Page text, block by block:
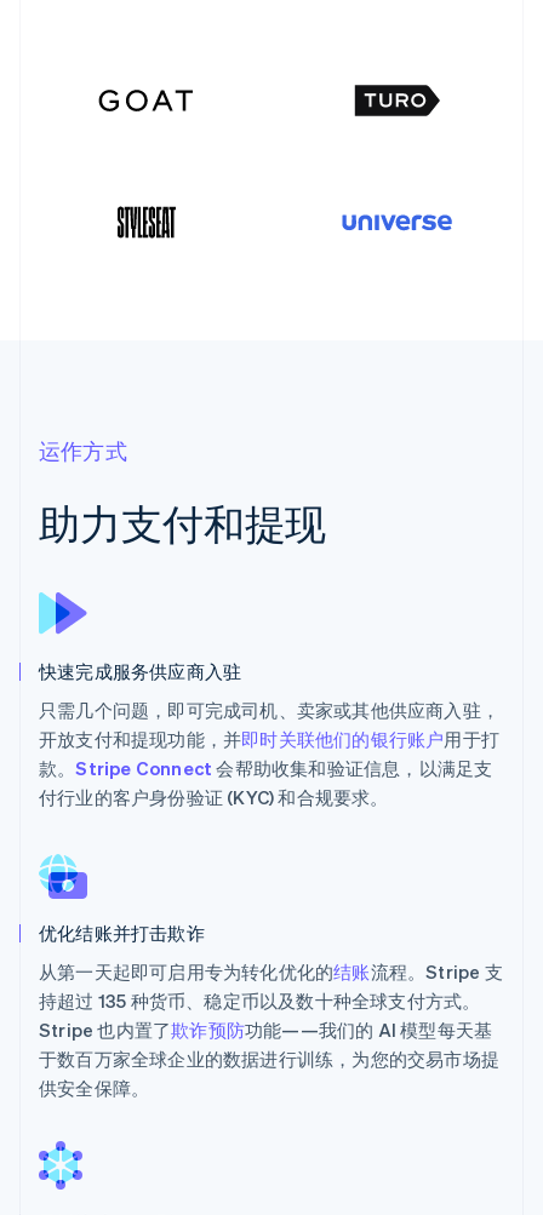
运作方式
助力支付和提现
快速完成服务供应商入驻
只需几个问题，即可完成司机、卖家或其他供应商入驻，
开放支付和提现功能，并即时关联他们的银行账户用于打
款。Stripe Connect 会帮助收集和验证信息，以满足支
付行业的客户身份验证 (KYC) 和合规要求。
优化结账并打击欺诈
从第一天起即可启用专为转化优化的结账流程。Stripe 支
持超过 135 种货币、稳定币以及数十种全球支付方式。
Stripe 也内置了欺诈预防功能——我们的 AI 模型每天基
于数百万家全球企业的数据进行训练，为您的交易市场提
供安全保障。